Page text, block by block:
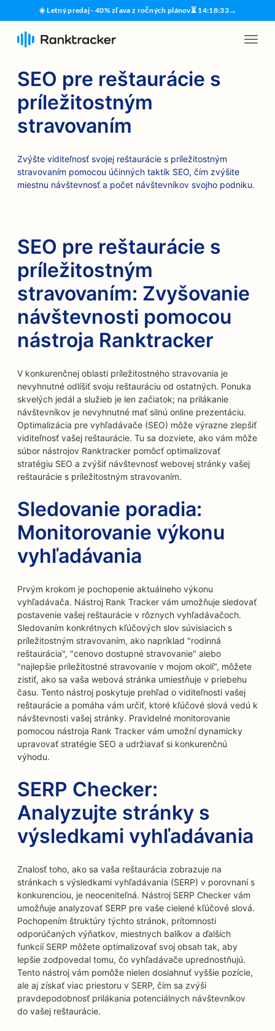
☀️ Letný predaj - 40% zľava z ročných plánov⏳ 14:18:33→
SEO pre reštaurácie s
príležitostným
stravovaním
Zvýšte viditeľnosť svojej reštaurácie s príležitostným
stravovaním pomocou účinných taktík SEO, čím zvýšite
miestnu návštevnosť a počet návštevníkov svojho podniku.
SEO pre reštaurácie s
príležitostným
stravovaním: Zvyšovanie
návštevnosti pomocou
nástroja Ranktracker
V konkurenčnej oblasti príležitostného stravovania je
nevyhnutné odlíšiť svoju reštauráciu od ostatných. Ponuka
skvelých jedál a služieb je len začiatok; na prilákanie
návštevníkov je nevyhnutné mať silnú online prezentáciu.
Optimalizácia pre vyhľadávače (SEO) môže výrazne zlepšiť
viditeľnosť vašej reštaurácie. Tu sa dozviete, ako vám môže
súbor nástrojov Ranktracker pomôcť optimalizovať
stratégiu SEO a zvýšiť návštevnosť webovej stránky vašej
reštaurácie s príležitostným stravovaním.
Sledovanie poradia:
Monitorovanie výkonu
vyhľadávania
Prvým krokom je pochopenie aktuálneho výkonu
vyhľadávača. Nástroj Rank Tracker vám umožňuje sledovať
postavenie vašej reštaurácie v rôznych vyhľadávačoch.
Sledovaním konkrétnych kľúčových slov súvisiacich s
príležitostným stravovaním, ako napríklad "rodinná
reštaurácia", "cenovo dostupné stravovanie" alebo
"najlepšie príležitostné stravovanie v mojom okolí", môžete
zistiť, ako sa vaša webová stránka umiestňuje v priebehu
času. Tento nástroj poskytuje prehľad o viditeľnosti vašej
reštaurácie a pomáha vám určiť, ktoré kľúčové slová vedú k
návštevnosti vašej stránky. Pravidelné monitorovanie
pomocou nástroja Rank Tracker vám umožní dynamicky
upravovať stratégie SEO a udržiavať si konkurenčnú
výhodu.
SERP Checker:
Analyzujte stránky s
výsledkami vyhľadávania
Znalosť toho, ako sa vaša reštaurácia zobrazuje na
stránkach s výsledkami vyhľadávania (SERP) v porovnaní s
konkurenciou, je neoceniteľná. Nástroj SERP Checker vám
umožňuje analyzovať SERP pre vaše cielené kľúčové slová.
Pochopením štruktúry týchto stránok, prítomnosti
odporúčaných výňatkov, miestnych balíkov a ďalších
funkcií SERP môžete optimalizovať svoj obsah tak, aby
lepšie zodpovedal tomu, čo vyhľadávače uprednostňujú.
Tento nástroj vám pomôže nielen dosiahnuť vyššie pozície,
ale aj získať viac priestoru v SERP, čím sa zvýši
pravdepodobnosť prilákania potenciálnych návštevníkov
do vašej reštaurácie.